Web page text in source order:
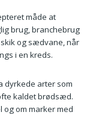
måde at
brug, branchebrug
og sædvane, når
i en kreds.
dyrkede arter som
kaldet brødsæd.
og om marker med